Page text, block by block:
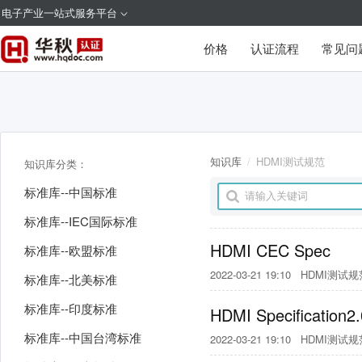
电子产业一站式服务平台
价格 认证流程 常见问
知识库分类：
标准库--中国标准
标准库--IEC国际标准
标准库--欧盟标准
标准库--北美标准
标准库--印度标准
标准库--中国台湾标准
知识库 / HDMI测试规范
HDMI CEC Spec
2022-03-21 19:10 HDMI测试规
HDMI
2022-03-21 19:10 HDMI测试规